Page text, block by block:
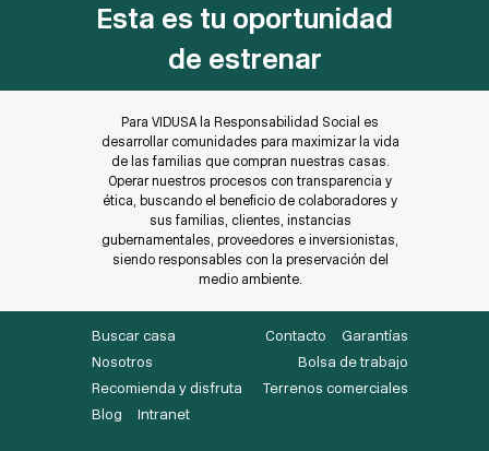
Esta es tu oportunidad
de estrenar
Para VIDUSA la Responsabilidad Social es
desarrollar comunidades para maximizar la vida
de las familias que compran nuestras casas.
Operar nuestros procesos con transparencia y
ética, buscando el beneficio de colaboradores y
sus familias, clientes, instancias
gubernamentales, proveedores e inversionistas,
siendo responsables con la preservación del
medio ambiente.
Buscar casa
Nosotros
Recomienda y disfruta
Blog
Intranet
Contacto
Garantías
Bolsa de trabajo
Terrenos comerciales